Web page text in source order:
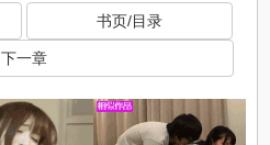
书页/目录
下一章